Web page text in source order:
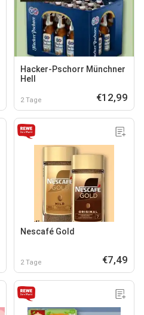
Hacker-Pschorr Münchner
Hell
2 Tage €12,99
Nescafé Gold
2 Tage €7,49